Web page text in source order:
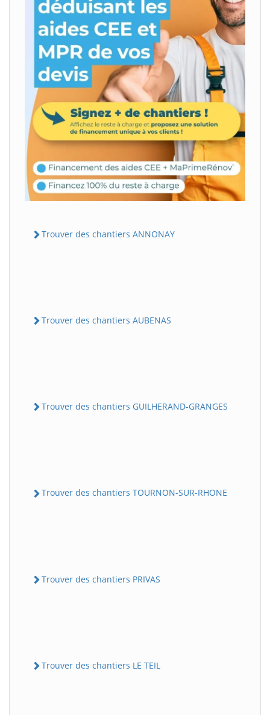
Trouver des chantiers ANNONAY
Trouver des chantiers AUBENAS
Trouver des chantiers GUILHERAND-GRANGES
Trouver des chantiers TOURNON-SUR-RHONE
Trouver des chantiers PRIVAS
Trouver des chantiers LE TEIL